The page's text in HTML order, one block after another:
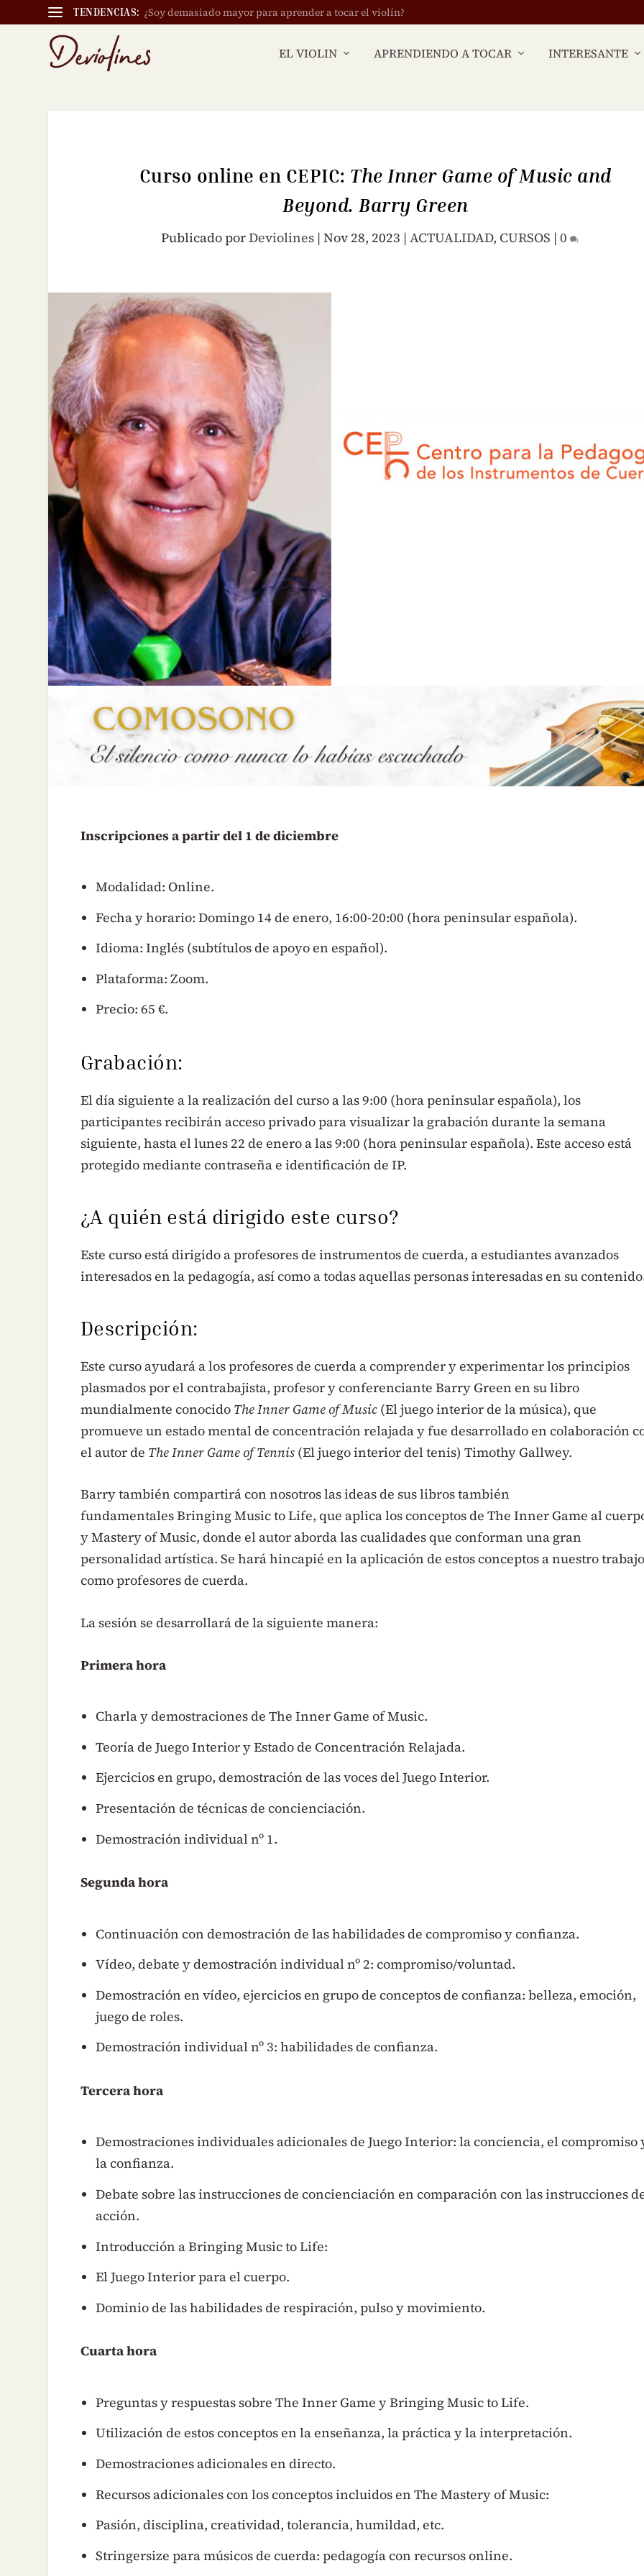
TENDENCIAS: ¿Soy demasiado mayor para aprender a tocar el violín?
EL VIOLIN APRENDIENDO A TOCAR INTERESANTE
Curso online en CEPIC: The Inner Game of Music and
Beyond. Barry Green
Publicado porDeviolines |Nov 28, 2023 |ACTUALIDAD, CURSOS |0
Inscripciones a partir del 1 de diciembre
Modalidad: Online.
Fecha y horario: Domingo 14 de enero, 16:00-20:00 (hora peninsular española).
Idioma: Inglés (subtítulos de apoyo en español).
Plataforma: Zoom.
Precio: 65 €.
Grabación:
El día siguiente a la realización del curso a las 9:00 (hora peninsular española), los
participantes recibirán acceso privado para visualizar la grabación durante la semana
siguiente, hasta el lunes 22 de enero a las 9:00 (hora peninsular española). Este acceso está
protegido mediante contraseña e identificación de IP.
¿A quién está dirigido este curso?
Este curso está dirigido a profesores de instrumentos de cuerda, a estudiantes avanzados
interesados en la pedagogía, así como a todas aquellas personas interesadas en su
Descripción:
Este curso ayudará a los profesores de cuerda a comprender y experimentar los principios
plasmados por el contrabajista, profesor y conferenciante Barry Green en su libro
mundialmente conocido The Inner Game of Music(El juego interior de la música), que
promueve un estado mental de concentración relajada y fue desarrollado en colaboración
el autor de The Inner Game of Tennis(El juego interior del tenis) Timothy Gallwey.
Barry también compartirá con nosotros las ideas de sus libros también
fundamentales Bringing Music to Life, que aplica los conceptos de The Inner Game al
y Mastery of Music, donde el autor aborda las cualidades que conforman una gran
personalidad artística. Se hará hincapié en la aplicación de estos conceptos a nuestro trabajo
como profesores de cuerda.
La sesión se desarrollará de la siguiente manera:
Primera hora
Charla y demostraciones de The Inner Game of Music.
Teoría de Juego Interior y Estado de Concentración Relajada.
Ejercicios en grupo, demostración de las voces del Juego Interior.
Presentación de técnicas de concienciación.
Demostración individual nº 1.
Segunda hora
Continuación con demostración de las habilidades de compromiso y confianza.
Vídeo, debate y demostración individual nº 2: compromiso/voluntad.
Demostración en vídeo, ejercicios en grupo de conceptos de confianza: belleza, emoción,
juego de roles.
Demostración individual nº 3: habilidades de confianza.
Tercera hora
Demostraciones individuales adicionales de Juego Interior: la conciencia, el compromiso
la confianza.
Debate sobre las instrucciones de concienciación en comparación con las instrucciones
acción.
Introducción a Bringing Music to Life:
El Juego Interior para el cuerpo.
Dominio de las habilidades de respiración, pulso y movimiento.
Cuarta hora
Preguntas y respuestas sobre The Inner Game y Bringing Music to Life.
Utilización de estos conceptos en la enseñanza, la práctica y la interpretación.
Demostraciones adicionales en directo.
Recursos adicionales con los conceptos incluidos en The Mastery of Music:
Pasión, disciplina, creatividad, tolerancia, humildad, etc.
Stringersize para músicos de cuerda: pedagogía con recursos online.